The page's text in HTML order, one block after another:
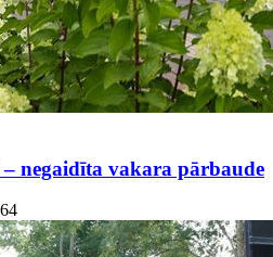
negaidīta vakara pārbaude
4